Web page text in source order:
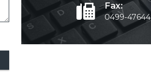
Fax:
0499-47644